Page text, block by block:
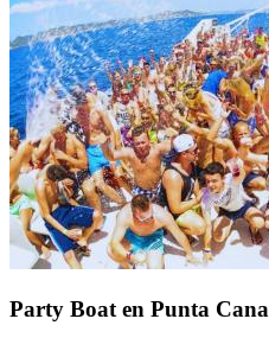
Party Boat en Punta Cana